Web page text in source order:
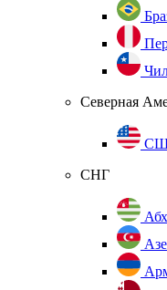
Северная
СНГ